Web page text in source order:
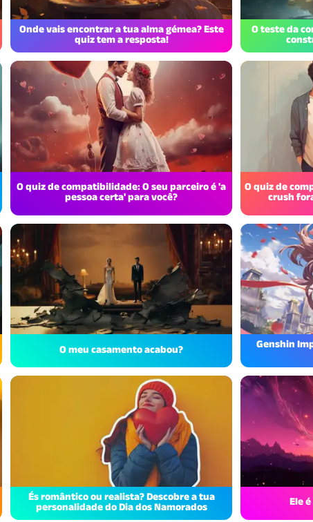
Onde vais encontrar a tua alma gémea? Este
quiz tem a resposta!
O teste da
O quiz de compatibilidade: O seu parceiro é 'a
pessoa certa' para você?
O quiz de
crush
O meu casamento acabou?
Genshin
És romântico ou realista? Descobre a tua
personalidade do Dia dos Namorados
Ele